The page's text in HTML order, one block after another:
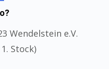
Wendelstein e.V.
Stock)